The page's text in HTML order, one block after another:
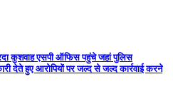
में से 45.लाख रूपये बरामद 5